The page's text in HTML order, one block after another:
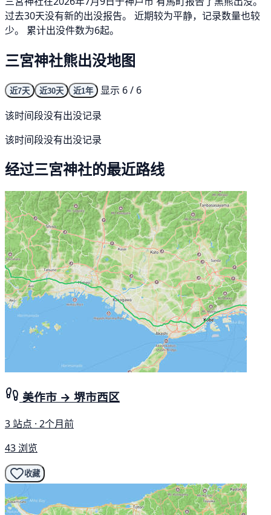
过去30天没有新的出没报告。 近期较为平静，记录数量也较
少。 累计出没件数为6起。
三宮神社熊出没地图
近7天 近30天 近1年
显示 6 / 6
该时间段没有出没记录
该时间段没有出没记录
经过三宮神社的最近路线
美作市 → 堺市西区
3 站点 · 2个月前
43 浏览
收藏